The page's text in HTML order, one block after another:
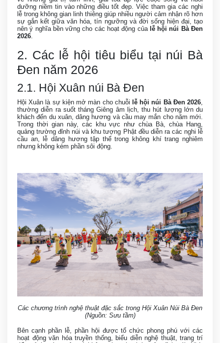
dưỡng niềm tin vào những điều tốt đẹp. Việc tham gia các nghi
lễ trong không gian linh thiêng giúp nhiều người cảm nhận rõ hơn
sự gắn kết giữa văn hóa, tín ngưỡng và đời sống hiện đại, tạo
nên ý nghĩa bền vững cho các hoạt động của lễ hội núi Bà Đen
2026.
2. Các lễ hội tiêu biểu tại núi Bà
Đen năm 2026
2.1. Hội Xuân núi Bà Đen
Hội Xuân là sự kiện mở màn cho chuỗi lễ hội núi Bà Đen 2026,
thường diễn ra suốt tháng Giêng âm lịch, thu hút lượng lớn du
khách đến du xuân, dâng hương và cầu may mắn cho năm mới.
Trong thời gian này, các khu vực như chùa Bà, chùa Hang,
quảng trường đỉnh núi và khu tượng Phật đều diễn ra các nghi lễ
cầu an, lễ dâng hương tập thể trong không khí trang nghiêm
nhưng không kém phần sôi động.
Các chương trình nghệ thuật đặc sắc trong Hội Xuân Núi Bà Đen
(Nguồn: Sưu tầm)
Bên cạnh phần lễ, phần hội được tổ chức phong phú với các
hoạt động văn hóa truyền thống, biểu diễn nghệ thuật, trang trí